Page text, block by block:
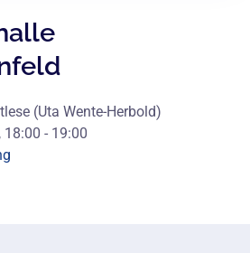
(Uta Wente-Herbold)
- 19:00